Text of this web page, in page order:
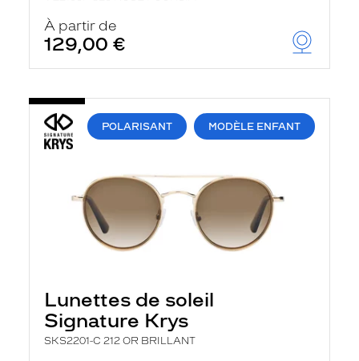
À partir de
129,00 €
POLARISANT MODÈLE ENFANT
Lunettes de soleil
Signature Krys
SKS2201-C 212 OR BRILLANT